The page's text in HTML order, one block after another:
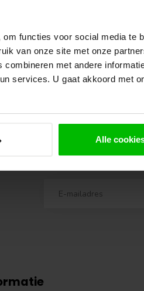
functies voor social media te
van onze site met onze
met andere
services. U gaat akkoord met
Alle
levertijden. Kies nu
Meld je aan
niet om je